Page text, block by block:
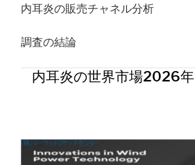
内耳炎の販売チャネル分析
調査の結論
内耳炎の世界市場2026年